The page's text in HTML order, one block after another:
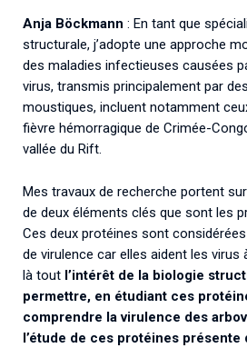
Anja Böckmann : En tant que
structurale, j’adopte une approche
des maladies infectieuses causées
virus, transmis principalement par
moustiques, incluent notamment
fièvre hémorragique de Crimée-
vallée du Rift.
Mes travaux de recherche portent
de deux éléments clés que sont les
Ces deux protéines sont
de virulence car elles aident les virus
là tout l’intérêt de la biologie
permettre, en étudiant ces
comprendre la virulence des
l’étude de ces protéines